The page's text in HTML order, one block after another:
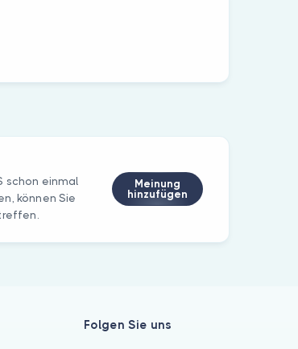
schon einmal
können Sie
Meinung
hinzufügen
Folgen Sie uns